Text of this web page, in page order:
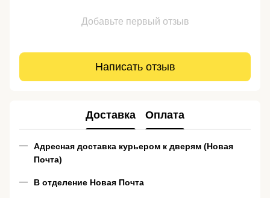
Добавьте первый отзыв
Написать отзыв
Доставка Оплата
Адресная доставка курьером к дверям (Новая
Почта)
В отделение Новая Почта